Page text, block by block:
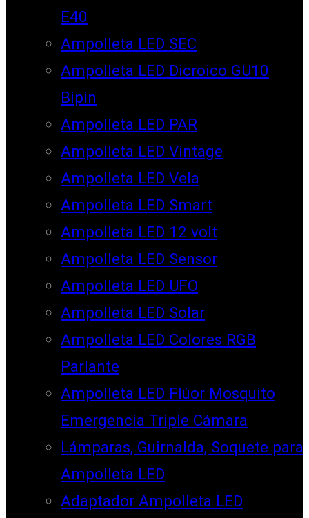
E40
Ampolleta LED SEC
Ampolleta LED Dicroico GU10
Bipin
Ampolleta LED PAR
Ampolleta LED Vintage
Ampolleta LED Vela
Ampolleta LED Smart
Ampolleta LED 12 volt
Ampolleta LED Sensor
Ampolleta LED UFO
Ampolleta LED Solar
Ampolleta LED Colores RGB
Parlante
Ampolleta LED Flúor Mosquito
Emergencia Triple Cámara
Lámparas, Guirnalda, Soquete para
Ampolleta LED
Adaptador Ampolleta LED